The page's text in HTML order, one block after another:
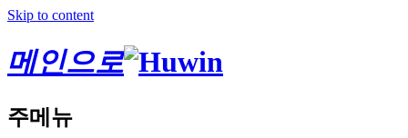
Skip to content
메인으로
주메뉴